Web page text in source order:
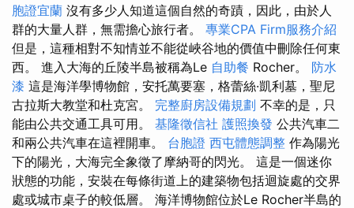
胞證宜蘭 沒有多少人知道這個自然的奇蹟，因此，由於人
群的大量人群，無需擔心旅行者。 專業CPA Firm服務介紹
但是，這種相對不知情並不能從峽谷地的價值中刪除任何東
西。 進入大海的丘陵半島被稱為Le 自助餐 Rocher。 防水
漆 這是海洋學博物館，安托萬要塞，格蕾絲·凱利墓，聖尼
古拉斯大教堂和杜克宮。 完整廚房設備規劃 不幸的是，只
能由公共交通工具可用。 基隆徵信社 護照換發 公共汽車二
和兩公共汽車在這裡開車。 台胞證 西屯體態調整 作為陽光
下的陽光，大海完全象徵了摩納哥的閃光。 這是一個迷你
狀態的功能，安裝在每條街道上的建築物包括迴旋處的交界
處或城市桌子的較低層。 海洋博物館位於Le Rocher半島的